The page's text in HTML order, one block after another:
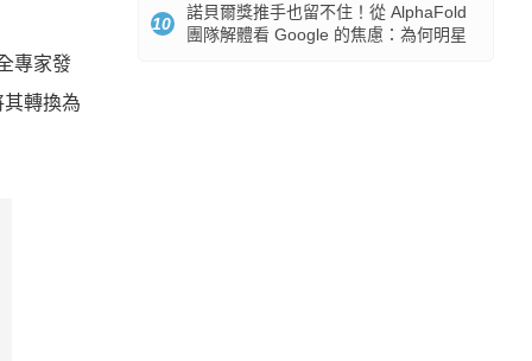
專家發
轉換為
10
諾貝爾獎推手也留不住！從 AlphaFold
團隊解體看 Google 的焦慮：為何明星